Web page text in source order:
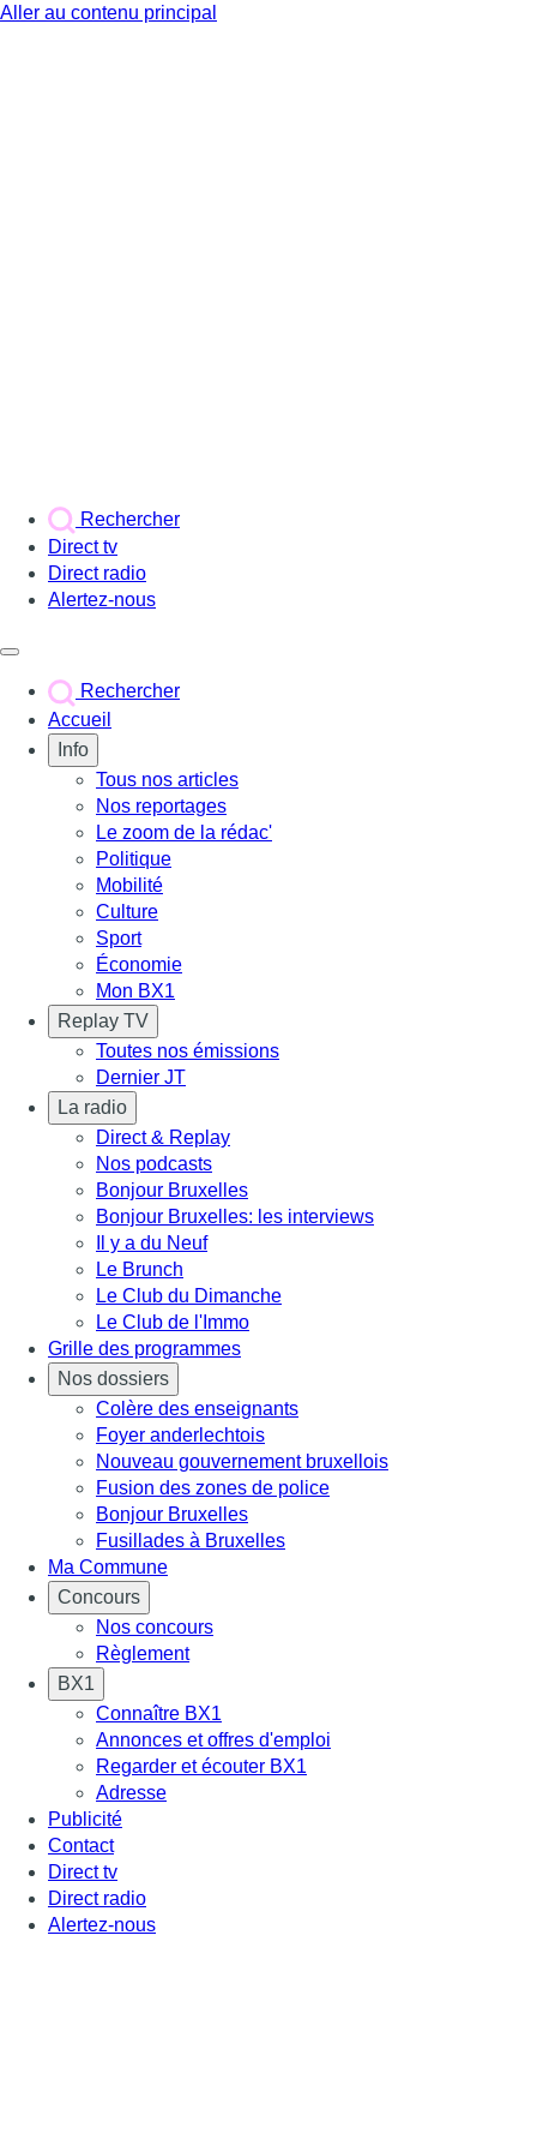
Aller au contenu principal
Rechercher
Direct tv
Direct radio
Alertez-nous
Rechercher
Accueil
Info
Tous nos articles
Nos reportages
Le zoom de la rédac'
Politique
Mobilité
Culture
Sport
Économie
Mon BX1
Replay TV
Toutes nos émissions
Dernier JT
La radio
Direct & Replay
Nos podcasts
Bonjour Bruxelles
Bonjour Bruxelles: les interviews
Il y a du Neuf
Le Brunch
Le Club du Dimanche
Le Club de l'Immo
Grille des programmes
Nos dossiers
Colère des enseignants
Foyer anderlechtois
Nouveau gouvernement bruxellois
Fusion des zones de police
Bonjour Bruxelles
Fusillades à Bruxelles
Ma Commune
Concours
Nos concours
Règlement
BX1
Connaître BX1
Annonces et offres d'emploi
Regarder et écouter BX1
Adresse
Publicité
Contact
Direct tv
Direct radio
Alertez-nous